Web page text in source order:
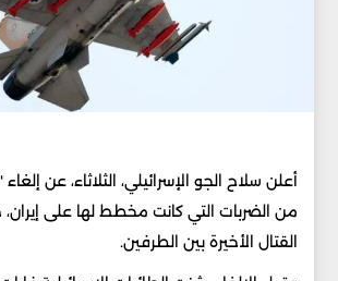
أعلن سلاح الجو الإسرائيلي، الثلاثاء، عن
من الضربات التي كانت مخطط لها على
القتال الأخيرة بين الطرفين.